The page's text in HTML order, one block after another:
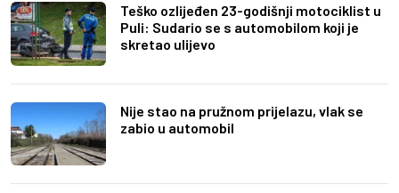
Teško ozlijeđen 23-godišnji motociklist u
Puli: Sudario se s automobilom koji je
skretao ulijevo
Nije stao na pružnom prijelazu, vlak se
zabio u automobil